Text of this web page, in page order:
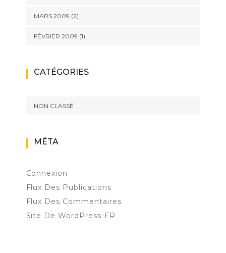
MARS 2009 (2)
FÉVRIER 2009 (1)
CATÉGORIES
NON CLASSÉ
MÉTA
Connexion
Flux Des Publications
Flux Des Commentaires
Site De WordPress-FR